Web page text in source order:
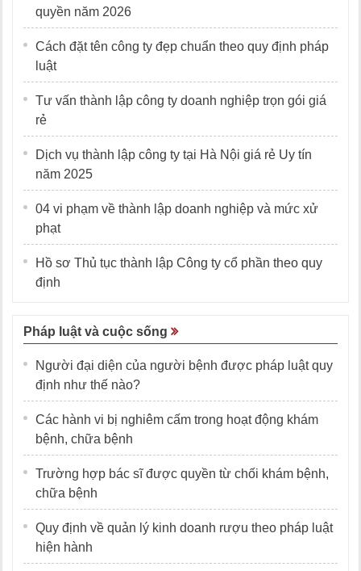
quyền năm 2026
Cách đặt tên công ty đẹp chuẩn theo quy định pháp
luật
Tư vấn thành lập công ty doanh nghiệp trọn gói giá
rẻ
Dịch vụ thành lập công ty tại Hà Nội giá rẻ Uy tín
năm 2025
04 vi phạm về thành lập doanh nghiệp và mức xử
phạt
Hồ sơ Thủ tục thành lập Công ty cổ phần theo quy
định
Pháp luật và cuộc sống
Người đại diện của người bệnh được pháp luật quy
định như thế nào?
Các hành vi bị nghiêm cấm trong hoạt động khám
bệnh, chữa bệnh
Trường hợp bác sĩ được quyền từ chối khám bệnh,
chữa bệnh
Quy định về quản lý kinh doanh rượu theo pháp luật
hiện hành